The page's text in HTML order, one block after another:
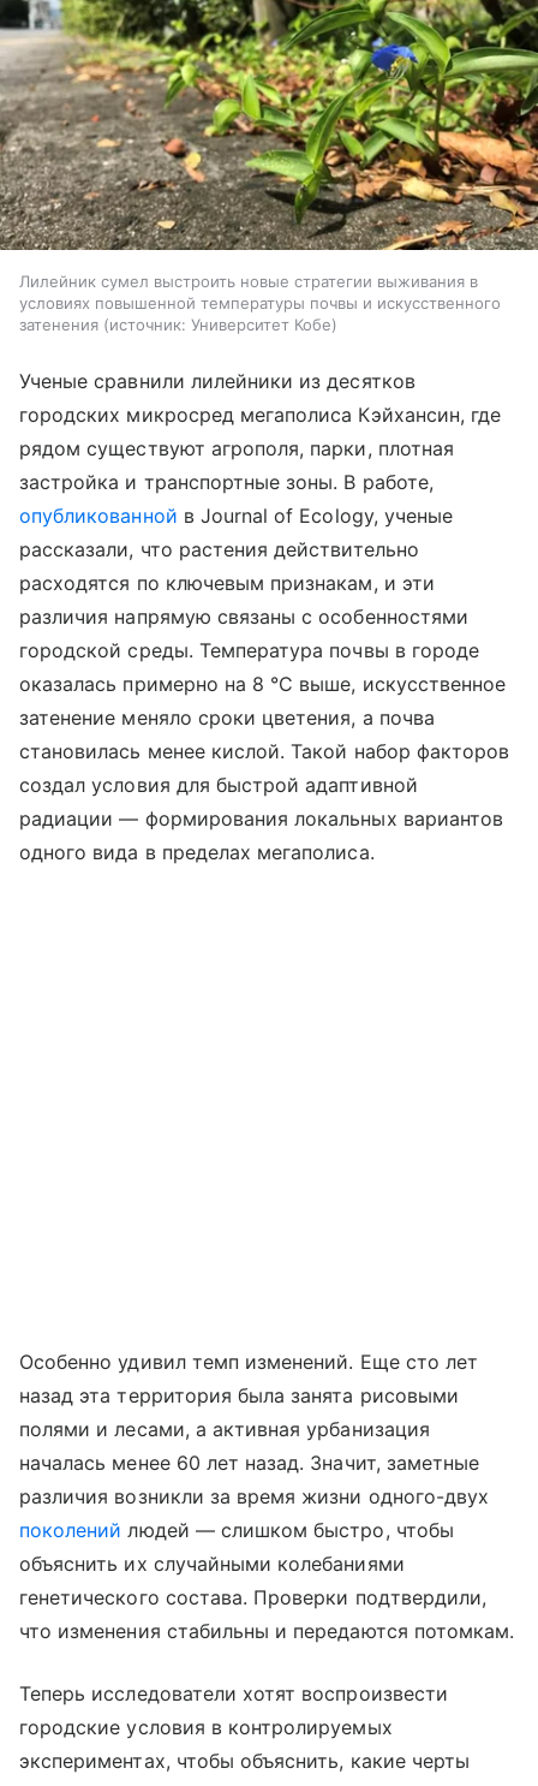
Лилейник сумел выстроить новые стратегии выживания в
условиях повышенной температуры почвы и искусственного
затенения
источник: Университет Кобе
Ученые сравнили лилейники из десятков
городских микросред мегаполиса Кэйхансин, где
рядом существуют агрополя, парки, плотная
застройка и транспортные зоны. В работе,
опубликованной в Journal of Ecology, ученые
рассказали, что растения действительно
расходятся по ключевым признакам, и эти
различия напрямую связаны с особенностями
городской среды. Температура почвы в городе
оказалась примерно на 8 °C выше, искусственное
затенение меняло сроки цветения, а почва
становилась менее кислой. Такой набор факторов
создал условия для быстрой адаптивной
радиации — формирования локальных вариантов
одного вида в пределах мегаполиса.
Особенно удивил темп изменений. Еще сто лет
назад эта территория была занята рисовыми
полями и лесами, а активная урбанизация
началась менее 60 лет назад. Значит, заметные
различия возникли за время жизни одного-двух
поколений людей — слишком быстро, чтобы
объяснить их случайными колебаниями
генетического состава. Проверки подтвердили,
что изменения стабильны и передаются потомкам.
Теперь исследователи хотят воспроизвести
городские условия в контролируемых
экспериментах, чтобы объяснить, какие черты